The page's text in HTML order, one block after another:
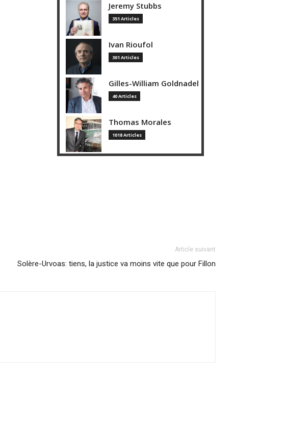
Jeremy Stubbs
351 Articles
Ivan Rioufol
301 Articles
Gilles-William Goldnadel
40 Articles
Thomas Morales
1018 Articles
Article suivant
Solère-Urvoas: tiens, la justice va moins vite que pour Fillon